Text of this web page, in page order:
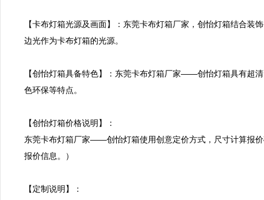
【卡布灯箱光源及画面】：东莞卡布灯箱厂家，创怡灯箱结合
边光作为卡布灯箱的光源。
【创怡灯箱具备特色】：东莞卡布灯箱厂家——创怡灯箱具有超
色环保等特点。
【创怡灯箱价格说明】：
东莞卡布灯箱厂家——创怡灯箱使用创意定价方式，尺寸计算报
报价信息。）
【定制说明】：